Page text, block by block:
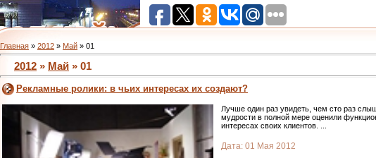
Главная » 2012 » Май » 01
2012 » Май » 01
Рекламные ролики: в чьих интересах их создают?
Лучше один раз увидеть, чем сто раз
мудрости в полной мере оценили
интересах своих клиентов.
Дата: 01 Мая 2012